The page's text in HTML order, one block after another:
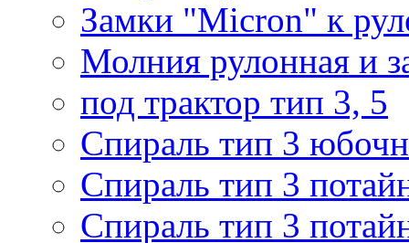
Замки "Micron" к
Молния рулонная и
под трактор тип 3, 5
Спираль тип 3
Спираль тип 3
Спираль тип 3